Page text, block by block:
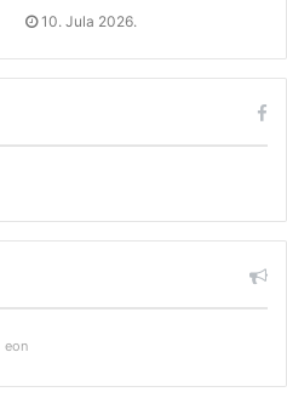
10. Jula 2026.
eon